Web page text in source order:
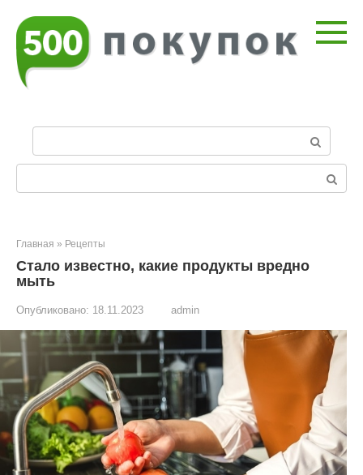
контенту
о
и
Главная » Рецепты
Стало известно, какие продукты вредно
мыть
Опубликовано: 18.11.2023 admin